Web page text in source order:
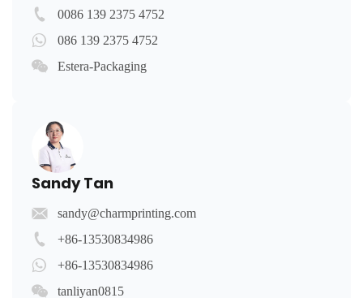
0086 139 2375 4752
086 139 2375 4752
Estera-Packaging
Sandy Tan
sandy@charmprinting.com
+86-13530834986
+86-13530834986
tanliyan0815